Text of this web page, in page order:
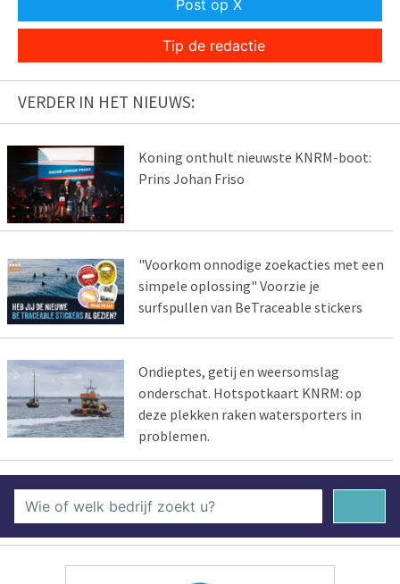
Post op X
Tip de redactie
VERDER IN HET NIEUWS:
Koning onthult nieuwste KNRM-boot:
Prins Johan Friso
"Voorkom onnodige zoekacties met een
simpele oplossing" Voorzie je
surfspullen van BeTraceable stickers
Ondieptes, getij en weersomslag
onderschat. Hotspotkaart KNRM: op
deze plekken raken watersporters in
problemen.